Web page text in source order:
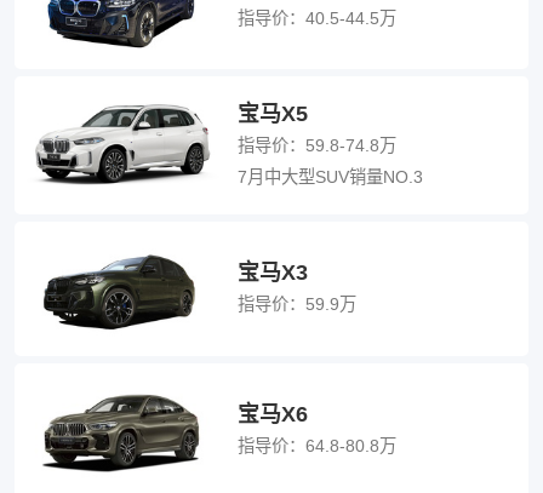
指导价： 40.5-44.5万
宝马X5
指导价： 59.8-74.8万
7月中大型SUV销量NO.3
宝马X3
指导价： 59.9万
宝马X6
指导价： 64.8-80.8万